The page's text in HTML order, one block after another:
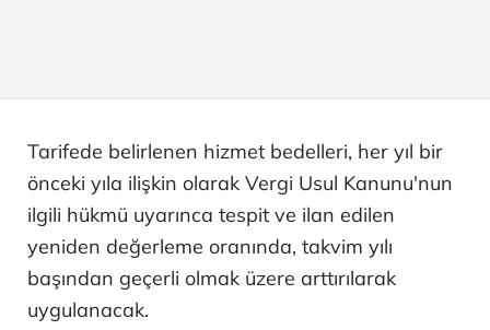
Tarifede belirlenen hizmet bedelleri, her yıl bir
önceki yıla ilişkin olarak Vergi Usul Kanunu'nun
ilgili hükmü uyarınca tespit ve ilan edilen
yeniden değerleme oranında, takvim yılı
başından geçerli olmak üzere arttırılarak
uygulanacak.